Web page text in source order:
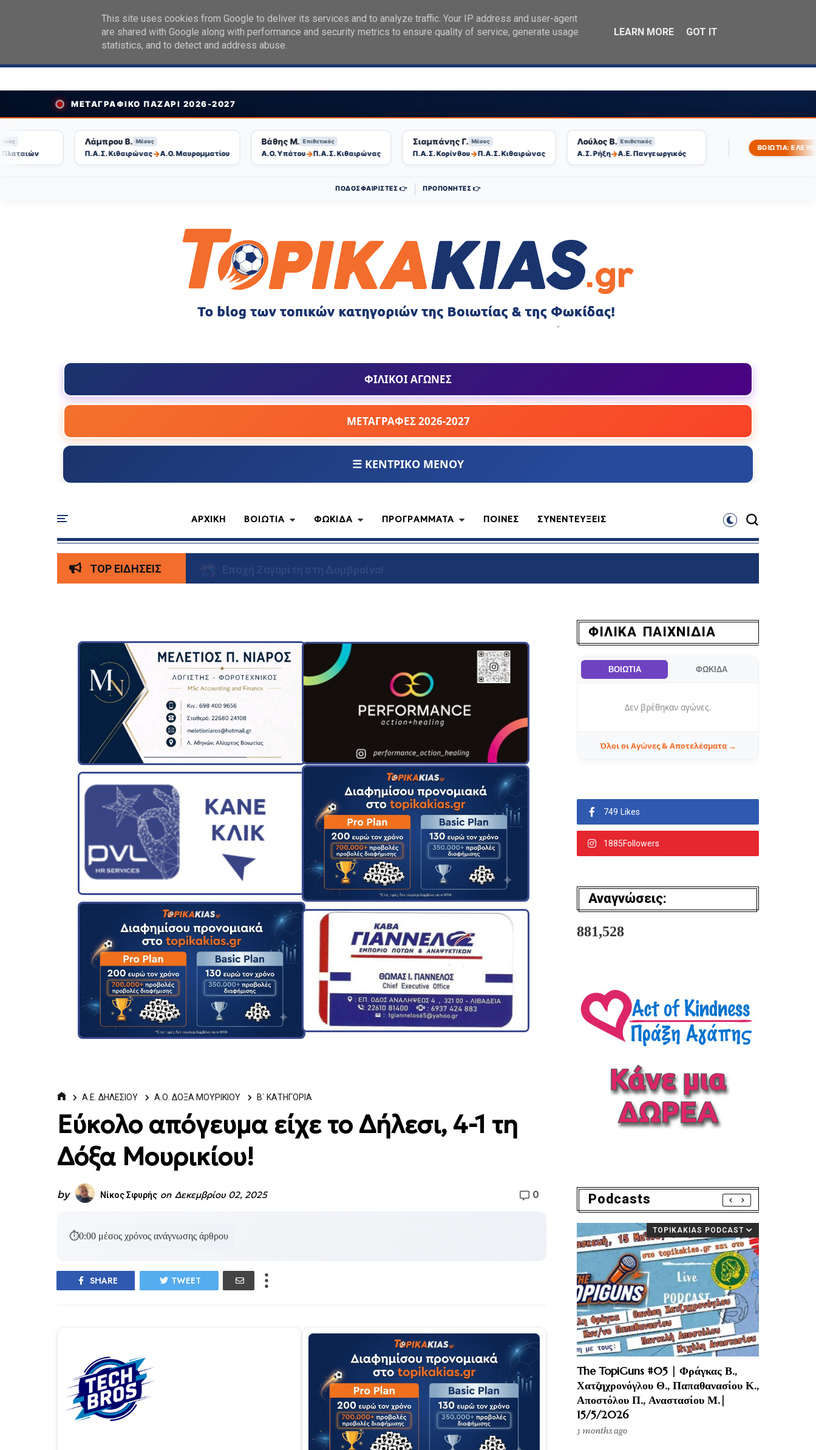
Topikakias App
Δωρεάν στο Google Play!
ΜΕΤΑΓΡΑΦΙΚΟ ΠΑΖΑΡΙ 2026-2027
Λάμπρου Β. Μέσος
Π.Α.Σ. Κιθαιρώνας→Α.Ο. Μαυρομματίου
Βάθης Μ. Επιθετικός
Α.Ο. Υπάτου→Π.Α.Σ. Κιθαιρώνας
Σιαμπάνης Γ. Μέσος
Π.Α.Σ. Κορίνθου→Π.Α.Σ. Κιθαιρώνας
Λούλος Β. Επιθετικός
Α.Σ. Ρήξη→Α.Ε. Πανγεωργικός
ΒΟΙΩΤΙΑ: ΕΛΕΥΘΕΡΟΙ
ΠΟΔΟΣΦΑΙΡΙΣΤΕΣ 👉 ΠΡΟΠΟΝΗΤΕΣ 👉
ΦΙΛΙΚΟΙ ΑΓΩΝΕΣ
ΜΕΤΑΓΡΑΦΕΣ 2026-2027
☰ ΚΕΝΤΡΙΚΟ ΜΕΝΟΥ
ΑΡΧΙΚΗ ΒΟΙΩΤΙΑ ΦΩΚΙΔΑ ΠΡΟΓΡΑΜΜΑΤΑ ΠΟΙΝΕΣ ΣΥΝΕΝΤΕΥΞΕΙΣ
TOP ΕΙΔΗΣΕΙΣ
Α.Ε. ΔΗΛΕΣΙΟΥ Α.Ο. ΔΟΞΑ ΜΟΥΡΙΚΙΟΥ Β΄ ΚΑΤΗΓΟΡΙΑ
Εύκολο απόγευμα είχε το Δήλεσι, 4-1 τη
Δόξα Μουρικίου!
by Νίκος Σφυρής on Δεκεμβρίου 02, 2025 0
⏱0:00 μέσος χρόνος ανάγνωσης άρθρου
SHARE TWEET
ΦΙΛΙΚΑ ΠΑΙΧΝΙΔΙΑ
ΒΟΙΩΤΙΑ ΦΩΚΙΔΑ
Δεν βρέθηκαν αγώνες.
Όλοι οι Αγώνες & Αποτελέσματα →
749 Likes
1885Followers
Αναγνώσεις:
881,528
Podcasts
TOPIKAKIAS PODCAST
The TopiGuns #05 | Φράγκας Β.,
Χατζηχρονόγλου Θ., Παπαθανασίου Κ.,
Αποστόλου Π., Αναστασίου Μ.|
15/5/2026
3 months ago
This site uses cookies from Google to deliver its services and to analyze traffic. Your IP address and user-agent
are shared with Google along with performance and security metrics to ensure quality of service, generate usage
statistics, and to detect and address abuse.
LEARN MORE GOT IT